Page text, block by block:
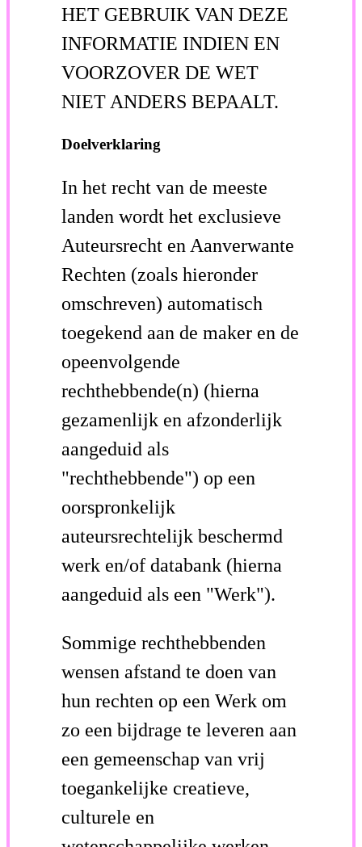
HET GEBRUIK VAN DEZE
INFORMATIE INDIEN EN
VOORZOVER DE WET
NIET ANDERS BEPAALT.
Doelverklaring
In het recht van de meeste
landen wordt het exclusieve
Auteursrecht en Aanverwante
Rechten (zoals hieronder
omschreven) automatisch
toegekend aan de maker en de
opeenvolgende
rechthebbende(n) (hierna
gezamenlijk en afzonderlijk
aangeduid als
"rechthebbende") op een
oorspronkelijk
auteursrechtelijk beschermd
werk en/of databank (hierna
aangeduid als een "Werk").
Sommige rechthebbenden
wensen afstand te doen van
hun rechten op een Werk om
zo een bijdrage te leveren aan
een gemeenschap van vrij
toegankelijke creatieve,
culturele en